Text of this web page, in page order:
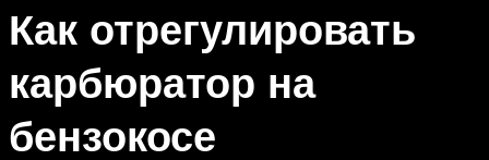
Как отрегулировать
карбюратор на
бензокосе